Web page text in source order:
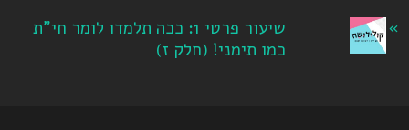
שיעור פרטי 1: ככה תלמדו לומר חי"ת
כמו תימני! ‏(חלק ז‏)